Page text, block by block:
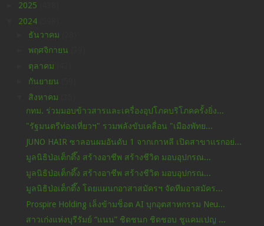
2025
2024
ธันวาคม
พฤศจิกายน
ตุลาคม
กันยายน
สิงหาคม
กทม. ร่วมมอบข้าวสารและเครื่องอุปโภคบริโภคครั้งยิ่ง...
"รัฐมนตรีท่องเที่ยวฯ" รวมพลังขับเคลื่อน "เมืองพัทย...
JUNO HAIR ซาลอนผมอันดับ 1 จากเกาหลี เปิดสาขาแรกอย่...
มูลนิธิป่อเต็กตึ๊ง สร้างอาชีพ สร้างชีวิต มอบอุปกรณ...
มูลนิธิป่อเต็กตึ๊ง สร้างอาชีพ สร้างชีวิต มอบอุปกรณ...
มูลนิธิป่อเต็กตึ๊ง โดยแผนกอาสาสมัครฯ จัดทีมอาสมัคร...
Prospire Holding เล็งข้ามช็อต AI บุกอุตสาหกรรม Neu...
สาวเก่งแห่งบุรีรัมย์ “แนน” ชิดชนก ชิดชอบ ชูแคมเปญ ...